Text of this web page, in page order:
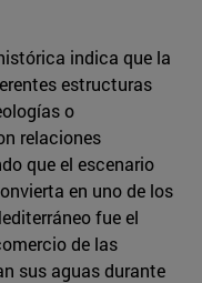
indica que la
estructuras
o
relaciones
que el escenario
en uno de los
fue el
de las
sus aguas durante